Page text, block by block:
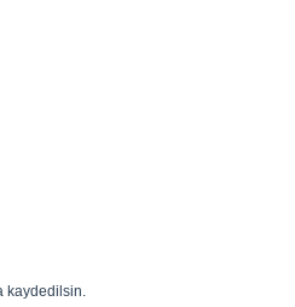
kaydedilsin.